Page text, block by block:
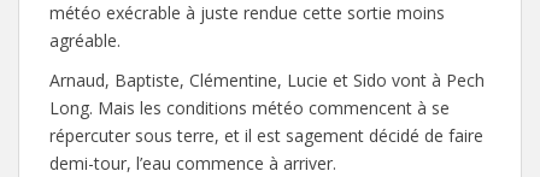
météo exécrable à juste rendue cette sortie moins
agréable.
Arnaud, Baptiste, Clémentine, Lucie et Sido vont à Pech
Long. Mais les conditions météo commencent à se
répercuter sous terre, et il est sagement décidé de faire
demi-tour, l’eau commence à arriver.